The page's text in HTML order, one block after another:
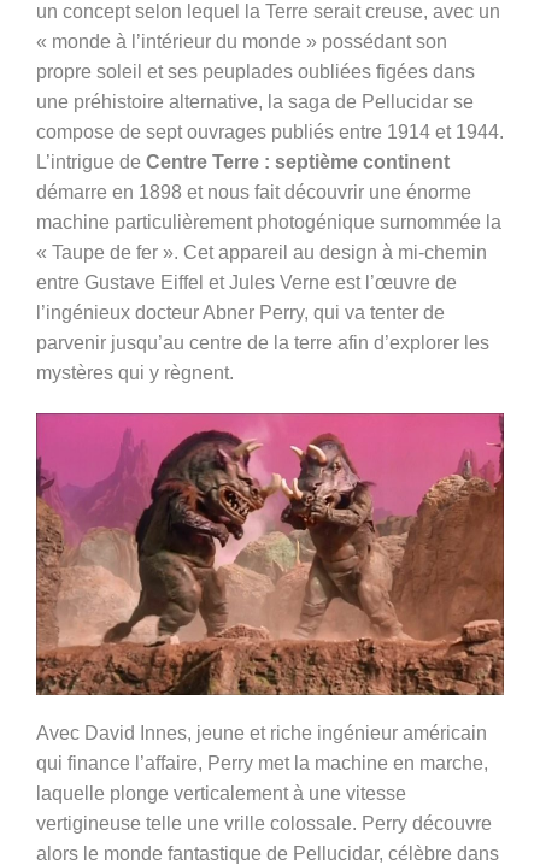
un concept selon lequel la Terre serait creuse, avec un
« monde à l’intérieur du monde » possédant son
propre soleil et ses peuplades oubliées figées dans
une préhistoire alternative, la saga de Pellucidar se
compose de sept ouvrages publiés entre 1914 et 1944.
L’intrigue de Centre Terre : septième continent
démarre en 1898 et nous fait découvrir une énorme
machine particulièrement photogénique surnommée la
« Taupe de fer ». Cet appareil au design à mi-chemin
entre Gustave Eiffel et Jules Verne est l’œuvre de
l’ingénieux docteur Abner Perry, qui va tenter de
parvenir jusqu’au centre de la terre afin d’explorer les
mystères qui y règnent.
Avec David Innes, jeune et riche ingénieur américain
qui finance l’affaire, Perry met la machine en marche,
laquelle plonge verticalement à une vitesse
vertigineuse telle une vrille colossale. Perry découvre
alors le monde fantastique de Pellucidar, célèbre dans